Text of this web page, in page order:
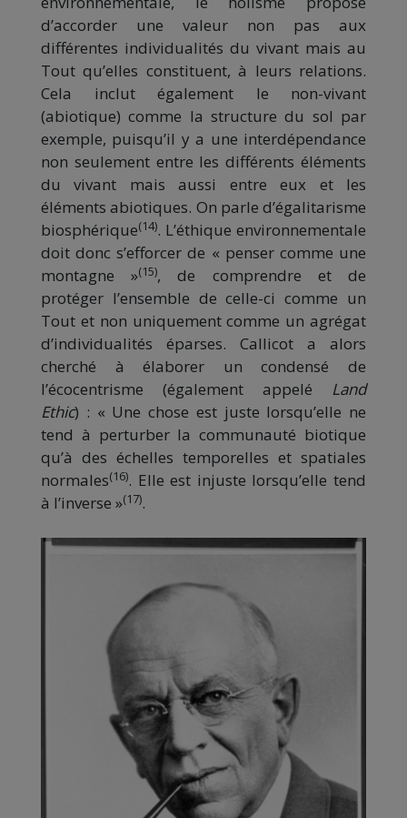
d’accorder une valeur non pas aux
différentes individualités du vivant mais au
Tout qu’elles constituent, à leurs relations.
Cela inclut également le non-vivant
(abiotique) comme la structure du sol par
exemple, puisqu’il y a une interdépendance
non seulement entre les différents éléments
du vivant mais aussi entre eux et les
éléments abiotiques. On parle d’égalitarisme
biosphérique(14). L’éthique environnementale
doit donc s’efforcer de « penser comme une
montagne »(15), de comprendre et de
protéger l’ensemble de celle-ci comme un
Tout et non uniquement comme un agrégat
d’individualités éparses. Callicot a alors
cherché à élaborer un condensé de
l’écocentrisme (également appelé Land
Ethic) : « Une chose est juste lorsqu’elle ne
tend à perturber la communauté biotique
qu’à des échelles temporelles et spatiales
normales(16). Elle est injuste lorsqu’elle tend
à l’inverse »(17).